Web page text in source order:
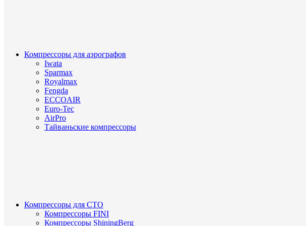
Компрессоры для аэрографов
Iwata
Sparmax
Royalmax
Fengda
ECCOAIR
Euro-Tec
AirPro
Тайваньские компрессоры
Компрессоры для СТО
Компрессоры FINI
Компрессоры ShiningBerg